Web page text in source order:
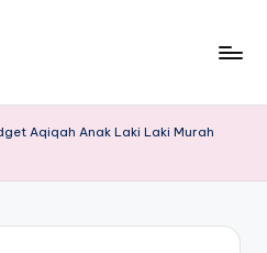
Aqiqah Anak Laki Laki Murah